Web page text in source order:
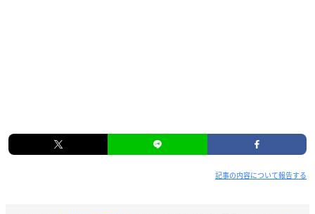
記事の内容について報告する